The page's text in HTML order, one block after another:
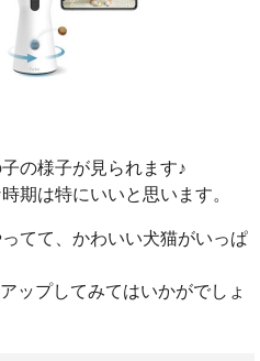
の様子が見られます♪
期は特にいいと思います。
てて、かわいい犬猫がいっぱ
ップしてみてはいかがでしょ